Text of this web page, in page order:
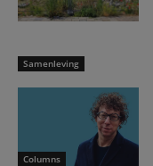
Samenleving
Columns